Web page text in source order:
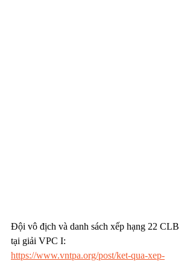
Đội vô địch và danh sách xếp hạng 22 CLB
tại giải VPC I:
https://www.vntpa.org/post/ket-qua-xep-